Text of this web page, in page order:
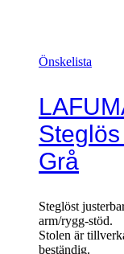
Önskelista
Grå
Steglöst
arm/rygg-stöd.
Stolen är
beständig.